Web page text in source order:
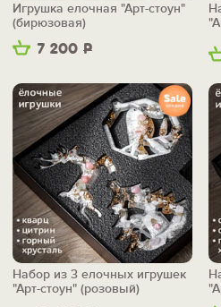
7 200 Р
Игрушка елочная "Арт-стоун"
(бирюзовая)
Набор из 3 елочных игрушек
"Арт-стоун" (розовый)